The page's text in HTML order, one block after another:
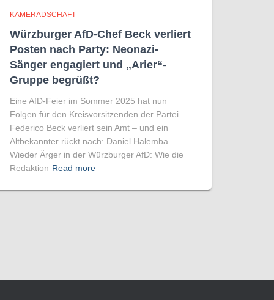
KAMERADSCHAFT
Würzburger AfD-Chef Beck verliert
Posten nach Party: Neonazi-
Sänger engagiert und „Arier“-
Gruppe begrüßt?
Eine AfD-Feier im Sommer 2025 hat nun
Folgen für den Kreisvorsitzenden der Partei.
Federico Beck verliert sein Amt – und ein
Altbekannter rückt nach: Daniel Halemba.
Wieder Ärger in der Würzburger AfD: Wie die
Redaktion Read more